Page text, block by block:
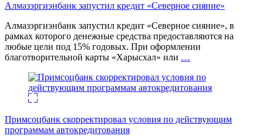
Алмазэргиэнбанк запустил кредит «Северное сияние»
Алмазэргиэнбанк запустил кредит «Северное сияние», в
рамках которого денежные средства предоставляются на
любые цели под 15% годовых. При оформлении
благотворительной карты «Харысхал» или …
Примсоцбанк скорректировал условия по действующим
программам автокредитования